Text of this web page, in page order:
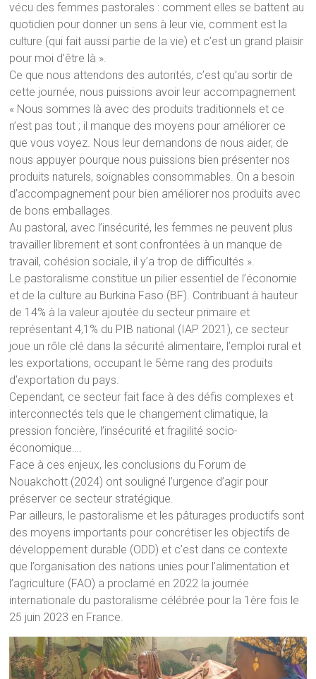
vécu des femmes pastorales : comment elles se battent au
quotidien pour donner un sens à leur vie, comment est la
culture (qui fait aussi partie de la vie) et c’est un grand plaisir
pour moi d’être là ».
Ce que nous attendons des autorités, c’est qu’au sortir de
cette journée, nous puissions avoir leur accompagnement
« Nous sommes là avec des produits traditionnels et ce
n’est pas tout ; il manque des moyens pour améliorer ce
que vous voyez. Nous leur demandons de nous aider, de
nous appuyer pourque nous puissions bien présenter nos
produits naturels, soignables consommables. On a besoin
d’accompagnement pour bien améliorer nos produits avec
de bons emballages.
Au pastoral, avec l’insécurité, les femmes ne peuvent plus
travailler librement et sont confrontées à un manque de
travail, cohésion sociale, il y’a trop de difficultés ».
Le pastoralisme constitue un pilier essentiel de l’économie
et de la culture au Burkina Faso (BF). Contribuant à hauteur
de 14% à la valeur ajoutée du secteur primaire et
représentant 4,1% du PIB national (IAP 2021), ce secteur
joue un rôle clé dans la sécurité alimentaire, l’emploi rural et
les exportations, occupant le 5ème rang des produits
d’exportation du pays.
Cependant, ce secteur fait face à des défis complexes et
interconnectés tels que le changement climatique, la
pression foncière, l’insécurité et fragilité socio-
économique….
Face à ces enjeux, les conclusions du Forum de
Nouakchott (2024) ont souligné l’urgence d’agir pour
préserver ce secteur stratégique.
Par ailleurs, le pastoralisme et les pâturages productifs sont
des moyens importants pour concrétiser les objectifs de
développement durable (ODD) et c’est dans ce contexte
que l’organisation des nations unies pour l’alimentation et
l’agriculture (FAO) a proclamé en 2022 la journée
internationale du pastoralisme célébrée pour la 1ère fois le
25 juin 2023 en France.